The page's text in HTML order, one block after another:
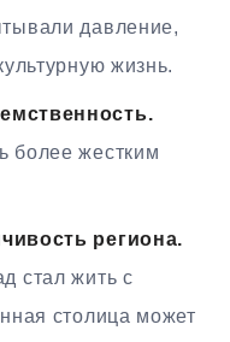
давление,
жизнь.
более жестким
региона.
стал жить с
столица может